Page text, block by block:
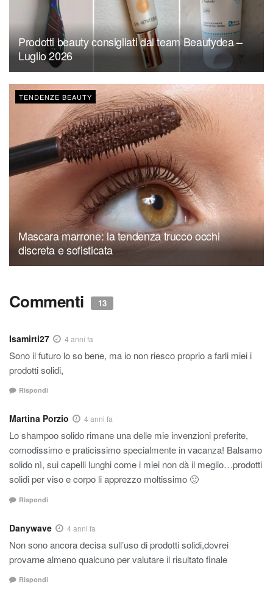
Prodotti beauty consigliati dal team Beautydea –
Luglio 2026
TENDENZE BEAUTY
Mascara marrone: la tendenza trucco occhi
discreta e sofisticata
Commenti 13
Isamirti27 4 anni fa
Sono il futuro lo so bene, ma io non riesco proprio a farli miei i
prodotti solidi,
Rispondi
Martina Porzio 4 anni fa
Lo shampoo solido rimane una delle mie invenzioni preferite,
comodissimo e praticissimo specialmente in vacanza! Balsamo
solido nì, sui capelli lunghi come i miei non dà il meglio…prodotti
solidi per viso e corpo li apprezzo moltissimo 🙂
Rispondi
Danywave 4 anni fa
Non sono ancora decisa sull’uso di prodotti solidi,dovrei
provarne almeno qualcuno per valutare il risultato finale
Rispondi